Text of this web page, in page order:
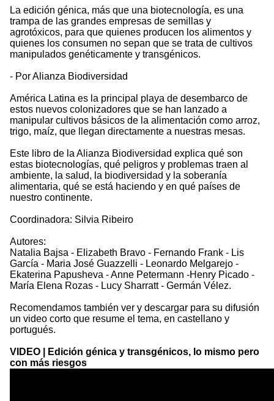
La edición génica, más que una biotecnología, es una
trampa de las grandes empresas de semillas y
agrotóxicos, para que quienes producen los alimentos y
quienes los consumen no sepan que se trata de cultivos
manipulados genéticamente y transgénicos.
- Por Alianza Biodiversidad
América Latina es la principal playa de desembarco de
estos nuevos colonizadores que se han lanzado a
manipular cultivos básicos de la alimentación como arroz,
trigo, maíz, que llegan directamente a nuestras mesas.
Este libro de la Alianza Biodiversidad explica qué son
estas biotecnologías, qué peligros y problemas traen al
ambiente, la salud, la biodiversidad y la soberanía
alimentaria, qué se está haciendo y en qué países de
nuestro continente.
Coordinadora: Silvia Ribeiro
Autores:
Natalia Bajsa - Elizabeth Bravo - Fernando Frank - Lis
García - Maria José Guazzelli - Leonardo Melgarejo -
Ekaterina Papusheva - Anne Petermann -Henry Picado -
María Elena Rozas - Lucy Sharratt - Germán Vélez.
Recomendamos también ver y descargar para su difusión
un video corto que resume el tema, en castellano y
portugués.
VIDEO | Edición génica y transgénicos, lo mismo pero
con más riesgos